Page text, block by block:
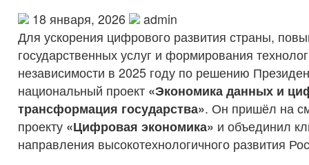
18 января, 2026
admin
Для ускорения цифрового развития страны,
государственных услуг и формирования
независимости в 2025 году по решению
национальный проект «Экономика данных и
трансформация государства». Он пришёл на
проекту «Цифровая экономика» и объединил
направления высокотехнологичного развития